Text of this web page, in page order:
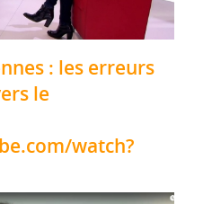
: les erreurs
le
watch?